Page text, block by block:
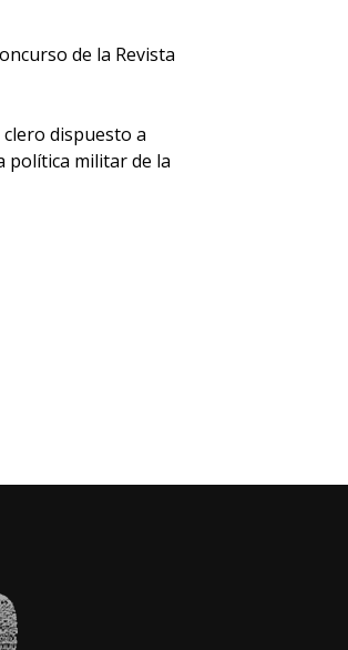
de la Revista
dispuesto a
política militar de la